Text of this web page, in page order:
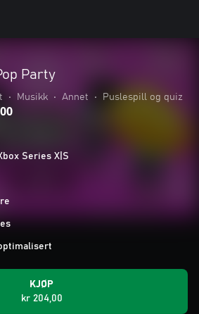
Party
• Musikk • Annet • Puslespill og quiz
Series X|S
KJØP
kr 204,00